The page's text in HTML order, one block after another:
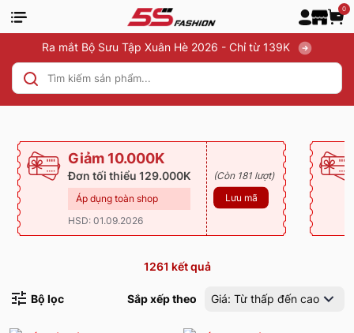
0
Ra mắt Bộ Sưu Tập Xuân Hè 2026 - Chỉ từ 139K
Giảm 10.000K
Đơn tối thiểu 129.000K
Áp dụng toàn shop
HSD: 01.09.2026
(Còn 181 lượt)
Lưu mã
1261 kết quả
Bộ lọc Sắp xếp theo Giá: Từ thấp đến cao